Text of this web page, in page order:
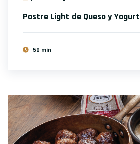
Postre Light de Queso y Yogurt
50 min